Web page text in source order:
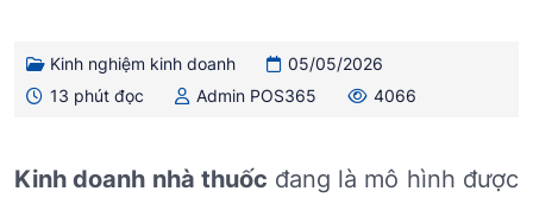
Kinh nghiệm kinh doanh
05/05/2026
13 phút đọc
Admin POS365 4066
Kinh doanh nhà thuốc đang là mô hình được